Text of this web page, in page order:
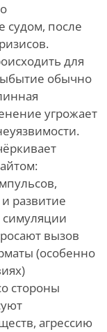
судом, после
для
обычно
угрожает
развитие
вызов
(особенно
стороны
агрессию